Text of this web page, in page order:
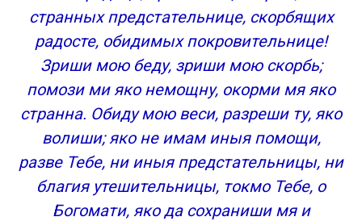
странных предстательнице, скорбящих
радосте, обидимых покровительнице!
Зриши мою беду, зриши мою скорбь;
помози ми яко немощну, окорми мя яко
странна. Обиду мою веси, разреши ту, яко
волиши; яко не имам иныя помощи,
разве Тебе, ни иныя предстательницы, ни
благия утешительницы, токмо Тебе, о
Богомати, яко да сохраниши мя и